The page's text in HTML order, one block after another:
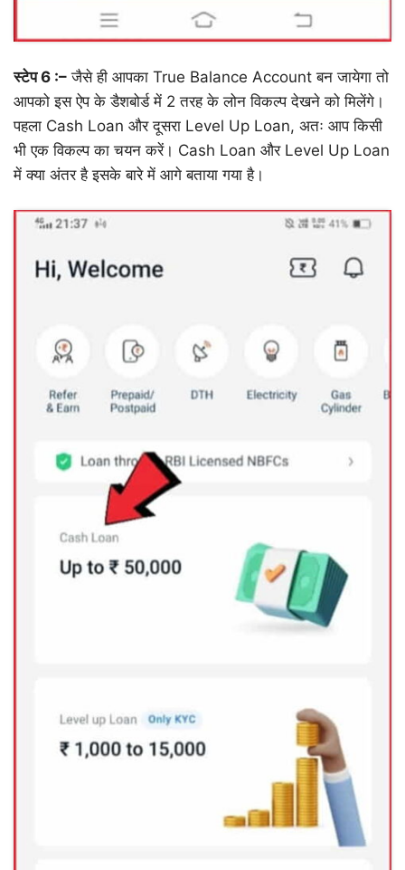
स्टेप 6 :– जैसे ही आपका True Balance Account बन जायेगा तो
आपको इस ऐप के डैशबोर्ड में 2 तरह के लोन विकल्प देखने को मिलेंगे।
पहला Cash Loan और दूसरा Level Up Loan, अतः आप किसी
भी एक विकल्प का चयन करें। Cash Loan और Level Up Loan
में क्या अंतर है इसके बारे में आगे बताया गया है।